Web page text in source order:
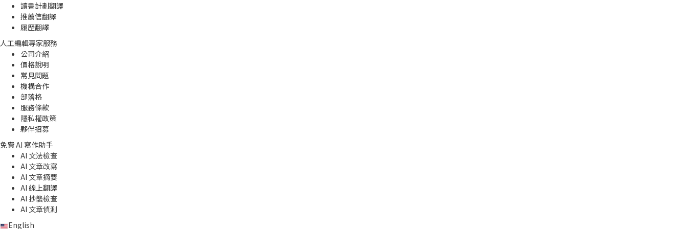
讀書計劃翻譯
推薦信翻譯
履歷翻譯
人工編輯專家服務
公司介紹
價格說明
常見問題
機構合作
部落格
服務條款
隱私權政策
夥伴招募
免費 AI 寫作助手
AI 文法檢查
AI 文章改寫
AI 文章摘要
AI 線上翻譯
AI 抄襲檢查
AI 文章偵測
English